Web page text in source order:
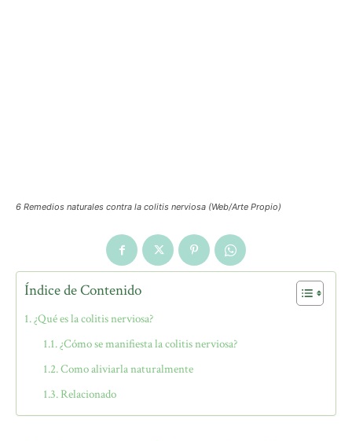
6 Remedios naturales contra la colitis nerviosa (Web/Arte Propio)
Índice de Contenido
¿Qué es la colitis nerviosa?
¿Cómo se manifiesta la colitis nerviosa?
Como aliviarla naturalmente
Relacionado